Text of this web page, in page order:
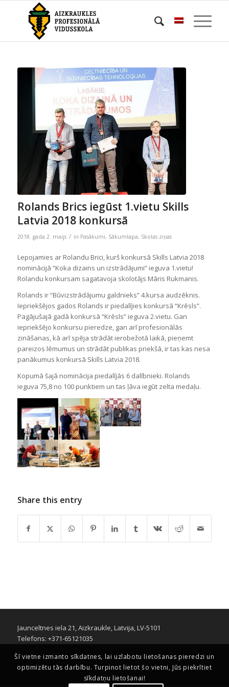
Rolands Brics iegūst 1.vietu Skills
Latvia 2018 konkursā
2018. gada 2. maijs / in Pasākumi, Sākumlapa, Skolas ziņas
Lepojamies ar Rolandu Brici, kurš konkursā Skills Latvia 2018
nominācijā “Koka dizains un izstrādājumi” ieguva 1.vietu!
Rolandu konkursam sagatavoja skolotājs Māris Rukmanis.
Rolands ir “Būvizstrādājumu galdnieks” 4.kursa audzēknis.
Iepriekšējos gados Rolands ir piedalījies konkursā “Krēsls”.
Pagājušajā gadā konkursā “Krēsls” ieguva 2.vietu. Gan
iepriekšējo konkursu pieredze, gan arī profesionālās
zināšanas, kā arī spēja strādāt ierobežotā laikā, pieņemt
pareizos lēmumus un strādāt publikas priekšā, ir tas kas nesa
panākumus konkursā Skills Latvia 2018.
Kopumā šajā nominācija piedalījās 6 dalībnieki. Rolands
ieguva 75,8 no 100 punktiem un tas ļāva iegūt zelta medaļu.
Share this entry
Jaunceltnes iela 21, Aizkraukle, Latvija, LV-5101
Telefons: +371-65121035
Šī vietne izmanto sīkdatnes, lai uzlabotu lietošanas pieredzi un
optimizētu tās darbību. Turpinot lietot šo vietni, Jūs piekrītiet
sīkdatņu lietošanai!